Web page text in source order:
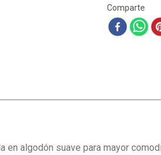
Comparte
algodón suave para mayor